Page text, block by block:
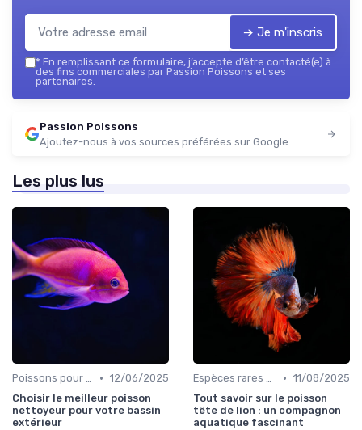
➔ Je m'inscris
* En remplissant ce formulaire, j’accepte d’être contacté(e) à
des fins commerciales par Passion Poissons et ses
partenaires.
Passion Poissons
Ajoutez-nous à vos sources préférées sur Google
Les plus lus
Poissons pour débutants • 12/06/2025
Choisir le meilleur poisson
nettoyeur pour votre bassin
extérieur
Espèces rares et exotiques • 11/08/2025
Tout savoir sur le poisson
tête de lion : un compagnon
aquatique fascinant